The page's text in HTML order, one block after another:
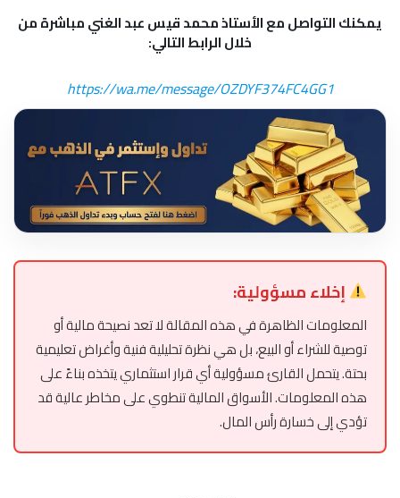
يمكنك التواصل مع الأستاذ محمد قيس عبد الغني مباشرة من
خلال الرابط التالي:
https://wa.me/message/OZDYF374FC4GG1
إخلاء مسؤولية:
المعلومات الظاهرة في هذه المقالة لا تعد نصيحة مالية أو
توصية للشراء أو البيع، بل هي نظرة تحليلية فنية وأغراض تعليمية
بحتة. يتحمل القارئ مسؤولية أي قرار استثماري يتخذه بناءً على
هذه المعلومات. الأسواق المالية تنطوي على مخاطر عالية قد
تؤدي إلى خسارة رأس المال.